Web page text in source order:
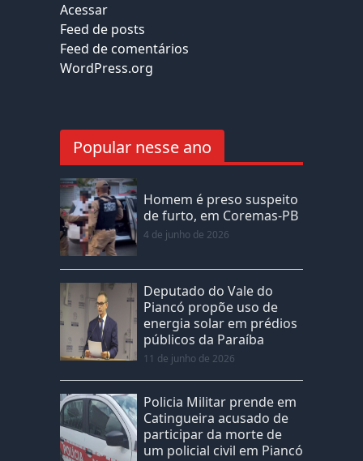
Acessar
Feed de posts
Feed de comentários
WordPress.org
Popular nesse ano
Homem é preso suspeito
de furto, em Coremas-PB
4 de junho de 2026
Deputado do Vale do
Piancó propõe uso de
energia solar em prédios
públicos da Paraíba
11 de junho de 2026
Policia Militar prende em
Catingueira acusado de
participar da morte de
um policial civil em Piancó